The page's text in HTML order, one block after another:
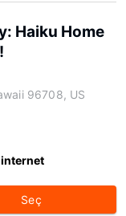
Haiku Home
96708, US
Seç